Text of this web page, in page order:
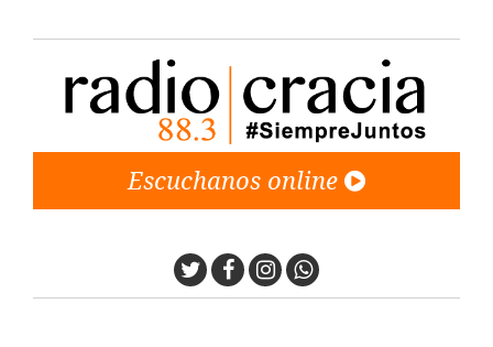
Escuchanos online
TwitterFacebook
Instagram
Whatsapp